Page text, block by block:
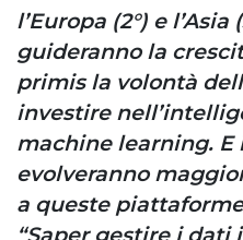
l’Europa (2°) e
guideranno la
primis la volontà
investire
machine learning. E
evolveranno
a queste
“Saper gestire i